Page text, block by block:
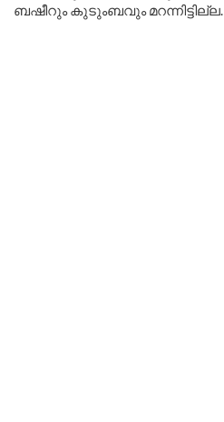
ബഷീറും കുടുംബവും മറന്നിട്ടില്ല.